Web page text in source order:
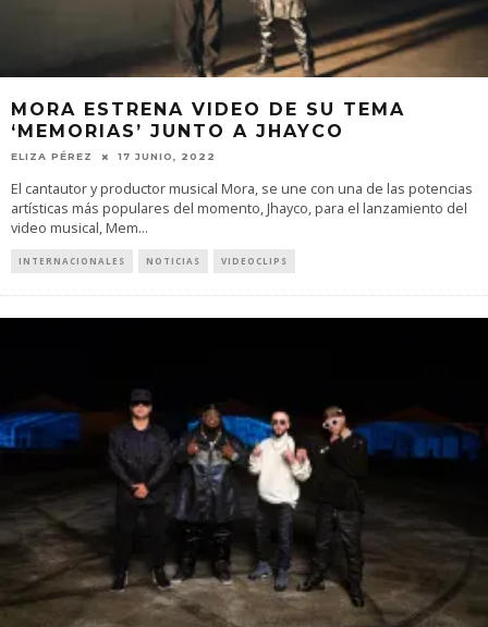
MORA ESTRENA VIDEO DE SU TEMA
‘MEMORIAS’ JUNTO A JHAYCO
ELIZA PÉREZ 17 JUNIO, 2022
El cantautor y productor musical Mora, se une con una de las potencias
artísticas más populares del momento, Jhayco, para el lanzamiento del
video musical, Mem...
INTERNACIONALES NOTICIAS VIDEOCLIPS